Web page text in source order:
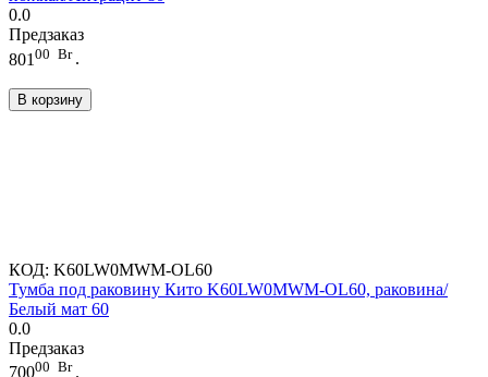
0.0
Предзаказ
801 00 Br .
В корзину
КОД: K60LW0MWM-OL60
Тумба под раковину Кито K60LW0MWM-OL60, раковина/
Белый мат 60
0.0
Предзаказ
70000 Br .